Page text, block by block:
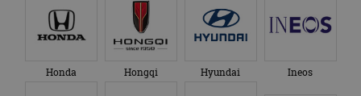
Honda Hongqi Hyundai Ineos